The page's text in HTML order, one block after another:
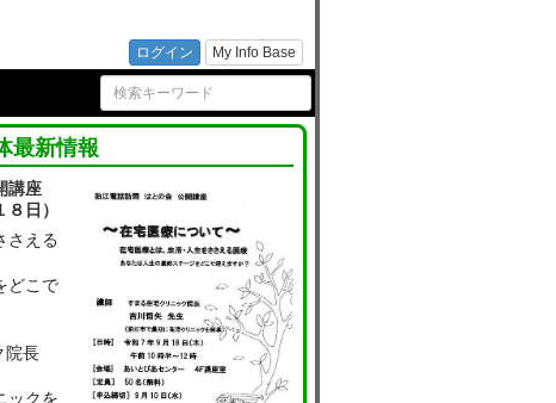
ログイン My Info Base
セ
最新情報
講座
日）
さえる
どこで
院長
ックを